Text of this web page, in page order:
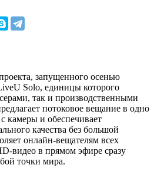
запущенного осенью
Solo, единицы которого
так и производственными
потоковое вещание в одно
камеры и обеспечивает
качества без большой
онлайн-вещателям всех
видео в прямом эфире сразу
точки мира.